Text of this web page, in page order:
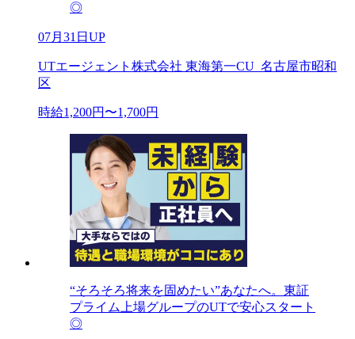
◎
07月31日UP
UTエージェント株式会社 東海第一CU_名古屋市昭和
区
時給1,200円〜1,700円
“そろそろ将来を固めたい”あなたへ。東証
プライム上場グループのUTで安心スタート
◎